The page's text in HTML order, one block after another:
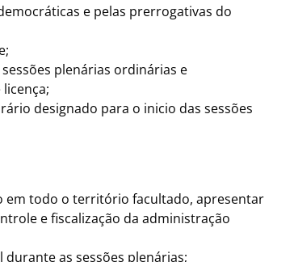
e pelas prerrogativas do
plenárias ordinárias e
designado para o inicio das sessões
em todo o território facultado, apresentar
e fiscalização da administração
as sessões plenárias;